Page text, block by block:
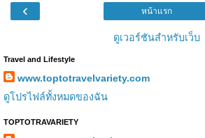
‹ หน้าแรก
ดูเวอร์ชันสำหรับเว็บ
Travel and Lifestyle
www.toptotravelvariety.com
ดูโปรไฟล์ทั้งหมดของฉัน
TOPTOTRAVARIETY